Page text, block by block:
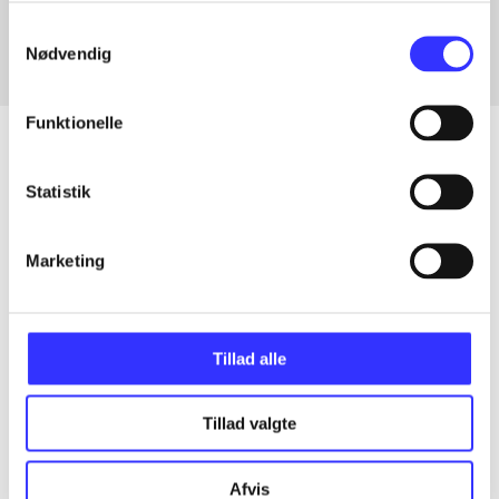
Nødvendig
Funktionelle
Statistik
Marketing
Tillad alle
Tillad valgte
Afvis
...
...